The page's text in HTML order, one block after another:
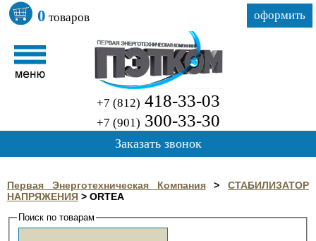
0 товаров оформить
+7 (812) 418-33-03
+7 (901) 300-33-30
Заказать звонок
Первая Энерготехническая Компания> СТАБИЛИЗАТОР
НАПРЯЖЕНИЯ > ORTEA
Поиск по товарам